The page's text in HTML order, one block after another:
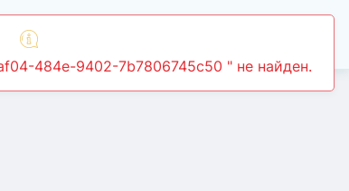
484e-9402-7b7806745c50 " не найден.